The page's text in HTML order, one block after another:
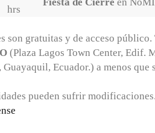
hrs
son gratuitas y de acceso
(Plaza Lagos Town Center, Edif.
Guayaquil, Ecuador.) a menos
pueden sufrir